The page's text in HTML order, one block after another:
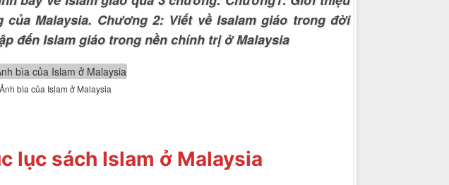
Malaysia. Chương 2: Viết về Isalam giáo trong đời
đến Islam giáo trong nền chính trị ở Malaysia
Ảnh bìa của Islam ở Malaysia
lục sách Islam ở Malaysia